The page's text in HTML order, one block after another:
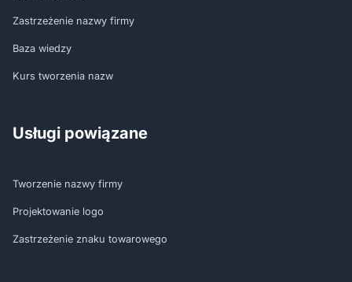
Zastrzeżenie nazwy firmy
Baza wiedzy
Kurs tworzenia nazw
Usługi powiązane
Tworzenie nazwy firmy
Projektowanie logo
Zastrzeżenie znaku towarowego